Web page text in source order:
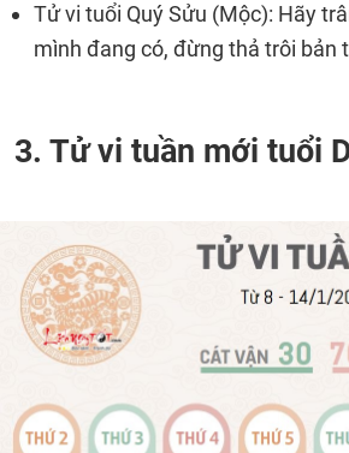
Tử vi tuổi Quý Sửu (Mộc): Hãy
mình đang có, đừng thả trôi bản
3. Tử vi tuần mới tuổi